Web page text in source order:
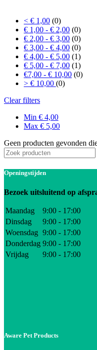
< € 1,00 (0)
€ 1,00 - € 2,00 (0)
€ 2,00 - € 3,00 (0)
€ 3,00 - € 4,00 (0)
€ 4,00 - € 5,00 (1)
€ 5,00 - € 7,00 (1)
€7,00 - € 10,00 (0)
> € 10,00 (0)
Clear filters
Min € 4,00
Max € 5,00
Geen producten gevonden
Openingstijden
Bezoek uitsluitend op
Maandag
9:00 - 17:00
Dinsdag
9:00 - 17:00
Woensdag 9:00 - 17:00
Donderdag 9:00 - 17:00
Vrijdag
9:00 - 17:00
Aware Pet Products